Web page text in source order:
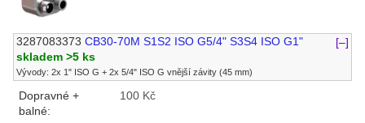
3287083373 CB30-70M S1S2 ISO G5/4" S3S4 ISO G1"
[–]
skladem >5 ks
Vývody: 2x 1" ISO G + 2x 5/4" ISO G vnější závity (45 mm)
Dopravné +
balné:
100 Kč